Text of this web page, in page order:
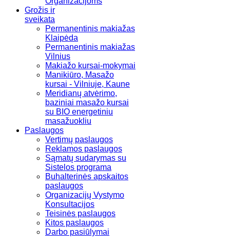
Grožis ir
sveikata
Permanentinis makiažas
Klaipėda
Permanentinis makiažas
Vilnius
Makiažo kursai-mokymai
Manikiūro, Masažo
kursai - Vilniuje, Kaune
Meridianų atvėrimo,
baziniai masažo kursai
su BIO energetiniu
masažuokliu
Paslaugos
Vertimų paslaugos
Reklamos paslaugos
Sąmatų sudarymas su
Sistelos programa
Buhalterinės apskaitos
paslaugos
Organizacijų Vystymo
Konsultacijos
Teisinės paslaugos
Kitos paslaugos
Darbo pasiūlymai